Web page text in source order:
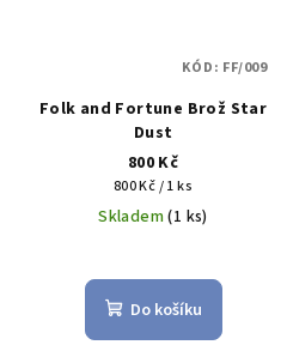
Folk and Fortune Brož Star
Dust
800 Kč
Měrná
cena:
800 Kč / 1 ks
Skladem(1 ks)
Do košíku
KÓD: FF/009